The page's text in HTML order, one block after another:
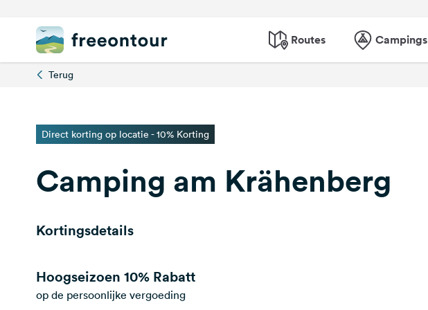
Routes Campings
Terug
Direct korting op locatie - 10% Korting
Camping am Krähenberg
Kortingsdetails
Hoogseizoen 10% Rabatt
op de persoonlijke vergoeding